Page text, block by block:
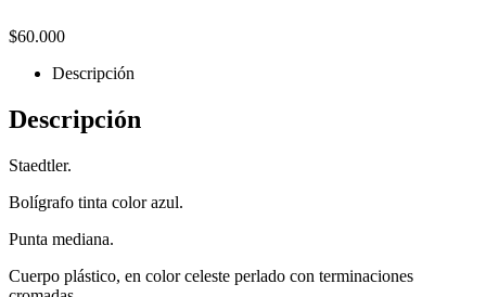
$60.000
Descripción
Descripción
Staedtler.
Bolígrafo tinta color azul.
Punta mediana.
Cuerpo plástico, en color celeste perlado con terminaciones